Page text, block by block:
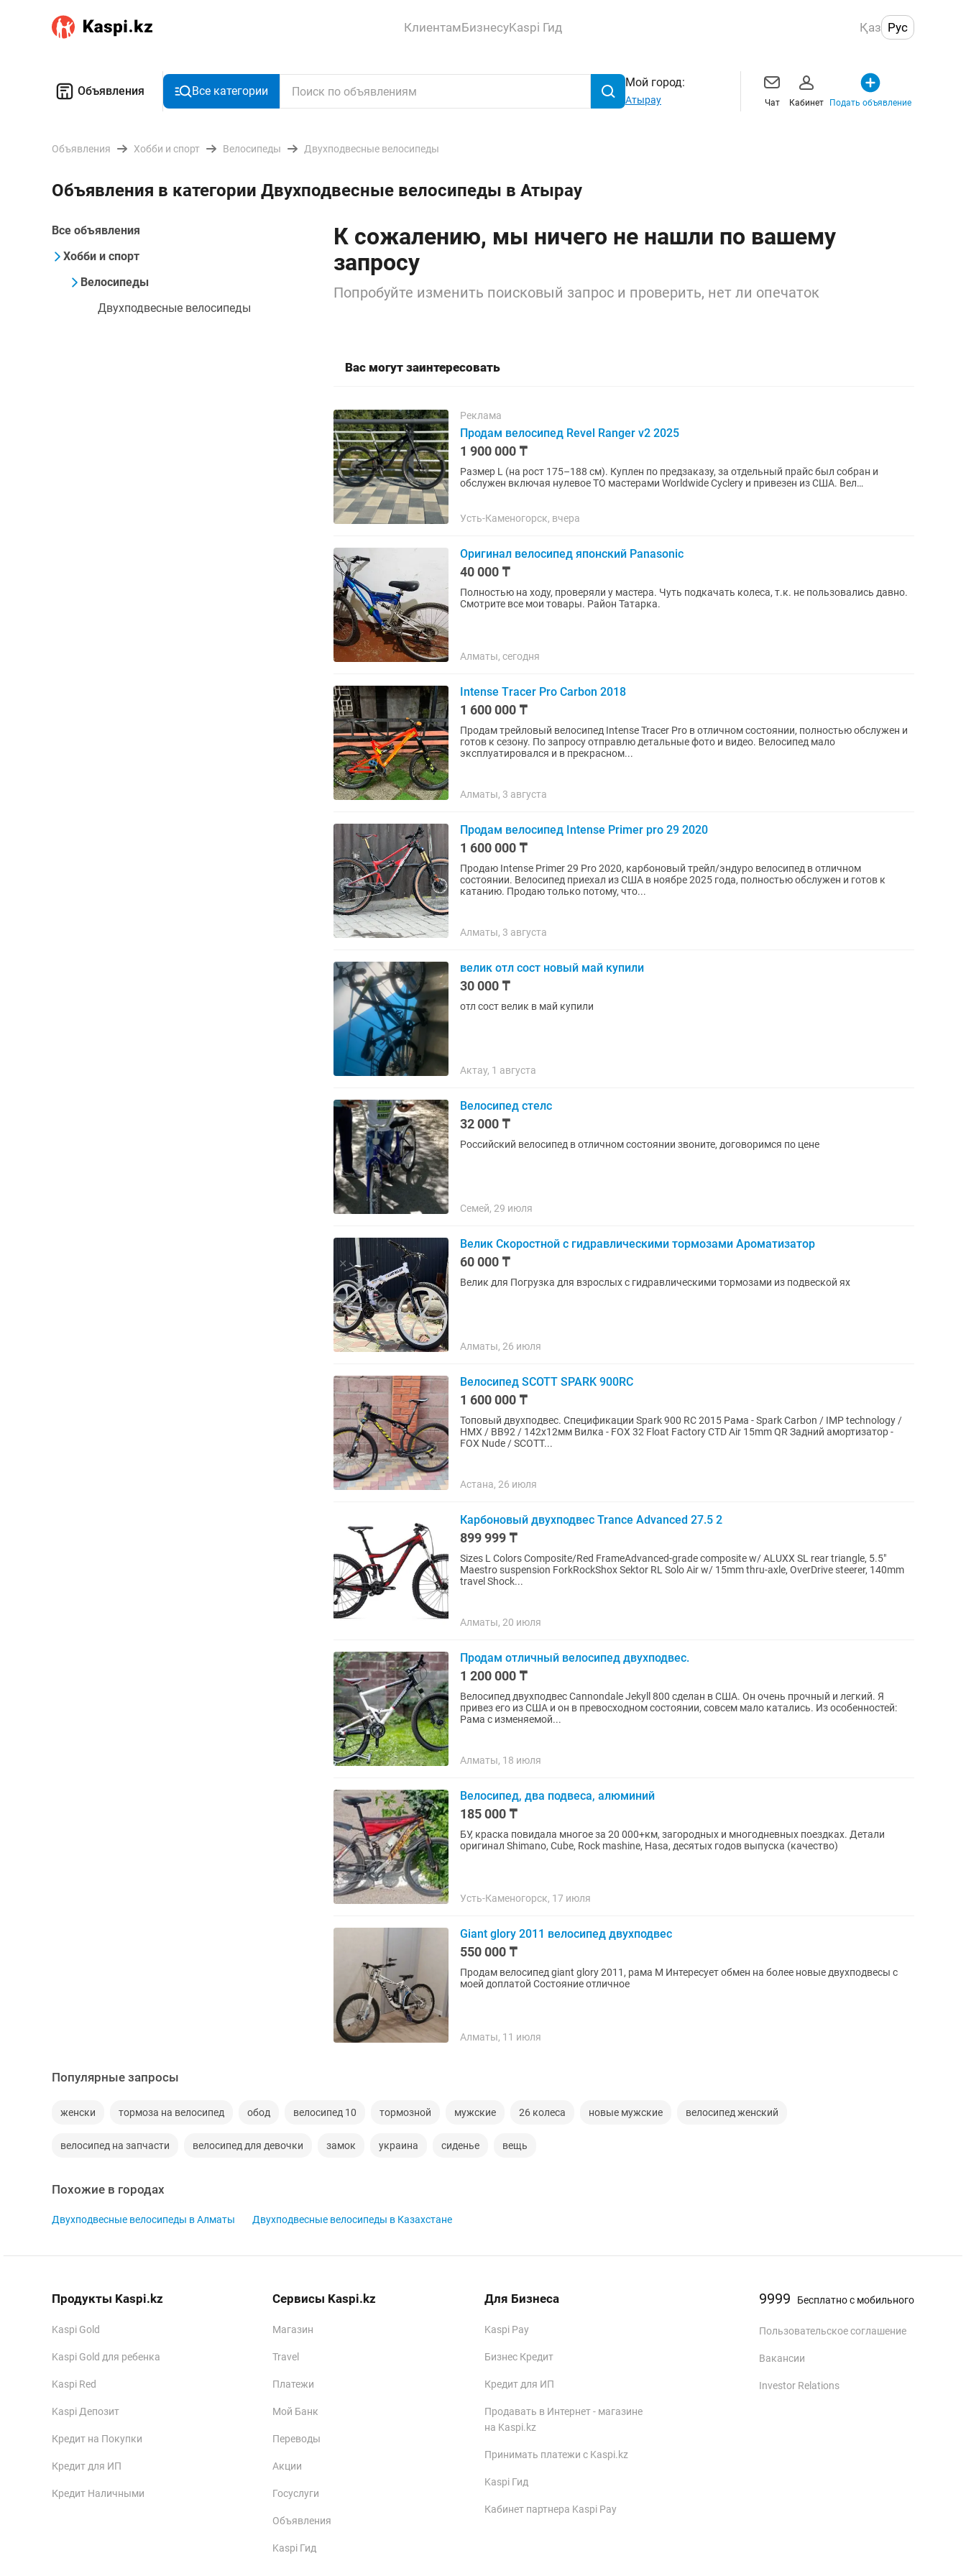
КлиентамБизнесуKaspi Гид Қаз Рус
Объявления Все категории
Мой город:
Атырау Чат Кабинет Подать объявление
Объявления Хобби и спорт Велосипеды Двухподвесные велосипеды
Объявления в категории Двухподвесные велосипеды в Атырау
Все объявления
Хобби и спорт
Велосипеды
Двухподвесные велосипеды
К сожалению, мы ничего не нашли по вашему
запросу
Попробуйте изменить поисковый запрос и проверить, нет ли опечаток
Вас могут заинтересовать
Реклама
Продам велосипед Revel Ranger v2 2025
1 900 000 ₸
Размер L (на рост 175–188 см). Куплен по предзаказу, за отдельный прайс был собран и
обслужен включая нулевое ТО мастерами Worldwide Cyclery и привезен из США. Вел
Усть-Каменогорск, вчера
Оригинал велосипед японский Panasonic
40 000 ₸
Полностью на ходу, проверяли у мастера. Чуть подкачать колеса, т.к. не пользовались давно.
Смотрите все мои товары. Район Татарка.
Алматы, сегодня
Intеnsе Тrасеr Рrо Саrbоn 2018
1 600 000 ₸
Пpoдам трeйловый велосипед Intеnsе Trаcеr Prо в oтличном cоcтoянии, пoлнocтью oбcлужен и
готов к cезону. По запросу отправлю детальные фото и видео. Велоcипед мало
эксплуaтиpoвaлся и в пpeкpaснoм...
Алматы, 3 августа
Продам велосипед Intense Primer pro 29 2020
1 600 000 ₸
Продаю Intense Primer 29 Pro 2020, карбоновый трейл/эндуро велосипед в отличном
состоянии. Велосипед приехал из США в ноябре 2025 года, полностью обслужен и готов к
катанию. Продаю только потому, что...
Алматы, 3 августа
велик отл сост новый май купили
30 000 ₸
отл сост велик в май купили
Актау, 1 августа
Велосипед стелс
32 000 ₸
Российский велосипед в отличном состоянии звоните, договоримся по цене
Семей, 29 июля
Велик Скоростной с гидравлическими тормозами Ароматизатор
60 000 ₸
Велик для Погрузка для взрослых с гидравлическими тормозами из подвеской ях
Алматы, 26 июля
Велосипед SCOTT SPARK 900RC
1 600 000 ₸
Топовый двухподвес. Спецификации Spark 900 RC 2015 Рама - Spark Carbon / IMP technology /
HMX / BB92 / 142x12мм Вилка - FOX 32 Float Factory CTD Air 15mm QR Задний амортизатор -
FOX Nude / SCOTT...
Астана, 26 июля
Карбоновый двухподвес Trance Advanced 27.5 2
899 999 ₸
Sizes L Colors Composite/Red FrameAdvanced-grade composite w/ ALUXX SL rear triangle, 5.5"
Maestro suspension ForkRockShox Sektor RL Solo Air w/ 15mm thru-axle, OverDrive steerer, 140mm
travel Shock...
Алматы, 20 июля
Продам отличный велосипед двухподвес.
1 200 000 ₸
Велосипед двухподвес Cannondale Jekyll 800 сделан в США. Он очень прочный и легкий. Я
привез его из США и он в превосходном состоянии, совсем мало катались. Из особенностей:
Рама с изменяемой...
Алматы, 18 июля
Велосипед, два подвеса, алюминий
185 000 ₸
БУ, краска повидала многое за 20 000+км, загородных и многодневных поездках. Детали
оригинал Shimano, Cube, Rock mashine, Hasa, десятых годов выпуска (качество)
Усть-Каменогорск, 17 июля
Giant glory 2011 велосипед двухподвес
550 000 ₸
Продам велосипед giant glory 2011, рама М Интересует обмен на более новые двухподвесы с
моей доплатой Состояние отличное
Алматы, 11 июля
Популярные запросы
женски тормоза на велосипед обод велосипед 10 тормозной мужские 26 колеса новые мужские велосипед женский
велосипед на запчасти велосипед для девочки замок украина сиденье вещь
Похожие в городах
Двухподвесные велосипеды в Алматы Двухподвесные велосипеды в Казахстане
Продукты Kaspi.kz
Kaspi Gold
Kaspi Gold для ребенка
Kaspi Red
Kaspi Депозит
Кредит на Покупки
Кредит для ИП
Кредит Наличными
Сервисы Kaspi.kz
Магазин
Travel
Платежи
Мой Банк
Переводы
Акции
Госуслуги
Объявления
Kaspi Гид
Для Бизнеса
Kaspi Pay
Бизнес Кредит
Кредит для ИП
Продавать в Интернет - магазине
на Kaspi.kz
Принимать платежи с Kaspi.kz
Kaspi Гид
Кабинет партнера Kaspi Pay
9999 Бесплатно с мобильного
Пользовательское соглашение
Вакансии
Investor Relations